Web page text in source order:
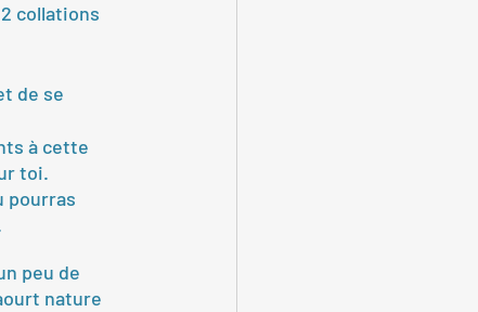
collations
de se
à cette
toi.
pourras
peu de
nature